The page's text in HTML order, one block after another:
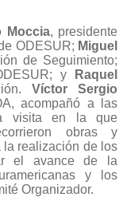
Moccia, presidente
ODESUR; Miguel
de Seguimiento;
y Raquel
Víctor Sergio
acompañó a las
visita en la que
obras y
la realización de los
el avance de la
y los
Organizador.